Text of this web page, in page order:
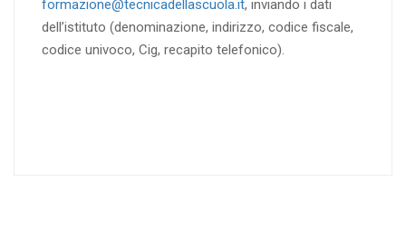
formazione@tecnicadellascuola.it, inviando i dati
dell’istituto (denominazione, indirizzo, codice fiscale,
codice univoco, Cig, recapito telefonico).